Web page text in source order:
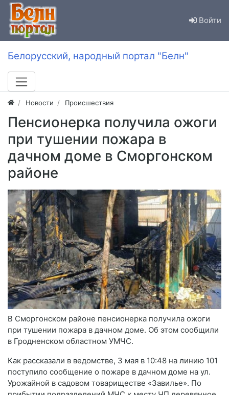
Войти
Белорусский, народный портал "Белн"
Новости Происшествия
Пенсионерка получила ожоги
при тушении пожара в
дачном доме в Сморгонском
районе
В Сморгонском районе пенсионерка получила ожоги
при тушении пожара в дачном доме. Об этом сообщили
в Гродненском областном УМЧС.
Как рассказали в ведомстве, 3 мая в 10:48 на линию 101
поступило сообщение о пожаре в дачном доме на ул.
Урожайной в садовом товариществе «Завилье». По